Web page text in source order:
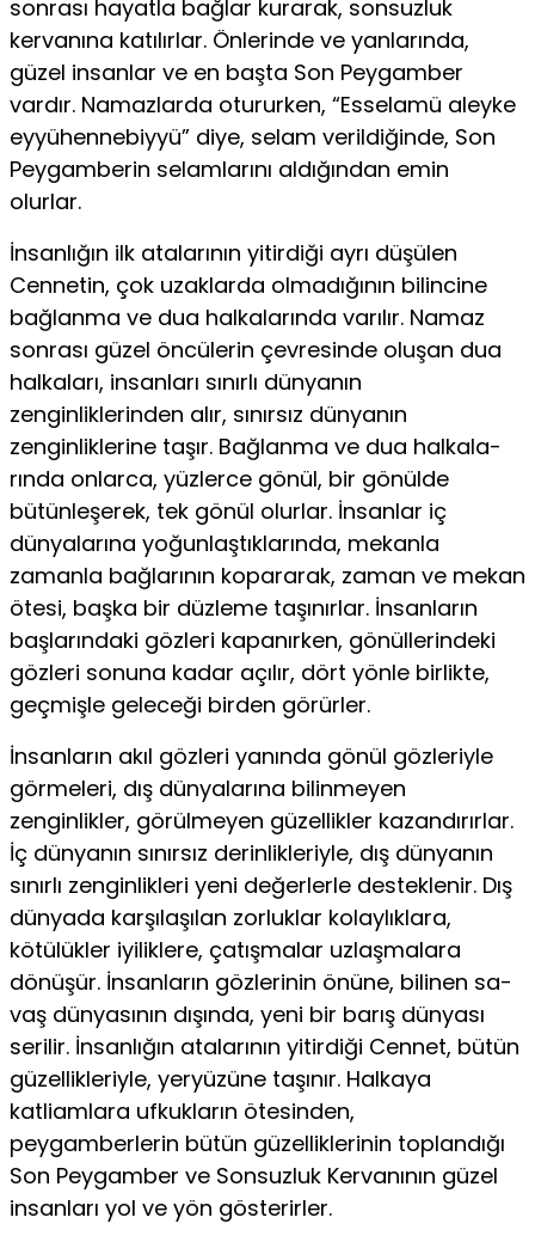
sonrası hayatla bağlar ku­rarak, sonsuzluk
kervanına katılırlar. Önlerinde ve yanlarında,
güzel insanlar ve en başta Son Peygamber
vardır. Namazlarda otururken, “Esselamü aleyke
eyyühennebiyyü” diye, selam veril­diğinde, Son
Peygamberin selamlarını aldığından emin
olurlar.
İnsanlığın ilk atalarının yitirdiği ayrı düşülen
Cennetin, çok uzaklarda olmadığının bilincine
bağlanma ve dua halkalarında varılır. Namaz
sonrası güzel öncülerin çevresinde oluşan dua
halkaları, insanları sınırlı dünyanın
zenginliklerinden alır, sı­nırsız dünyanın
zenginliklerine taşır. Bağlanma ve dua halkala­
rında onlarca, yüzlerce gönül, bir gönülde
bütünleşerek, tek gö­nül olurlar. İnsanlar iç
dünyalarına yoğunlaştıklarında, mekanla
zamanla bağlarının kopararak, zaman ve mekan
ötesi, başka bir düzleme taşınırlar. İnsanların
başlarındaki gözleri kapanırken, gönüllerindeki
gözleri sonuna kadar açılır, dört yönle birlikte,
geçmişle geleceği birden görürler.
İnsanların akıl gözleri yanında gönül gözleriyle
görmeleri, dış dünyalarına bilinmeyen
zenginlikler, görülmeyen güzellikler ka­zandırırlar.
İç dünyanın sınırsız derinlikleriyle, dış dünyanın
sı­nırlı zenginlikleri yeni değerlerle desteklenir. Dış
dünyada kar­şılaşılan zorluklar kolaylıklara,
kötülükler iyiliklere, çatışmalar uzlaşmalara
dönüşür. İnsanların gözlerinin önüne, bilinen sa­
vaş dünyasının dışında, yeni bir barış dünyası
serilir. İnsanlığın atalarının yitirdiği Cennet, bütün
güzellikleriyle, yeryüzüne ta­şınır. Halkaya
katliamlara ufkukların ötesinden,
peygamberlerin bütün güzelliklerinin toplandığı
Son Peygamber ve Sonsuzluk Kervanının güzel
insanları yol ve yön gösterirler.